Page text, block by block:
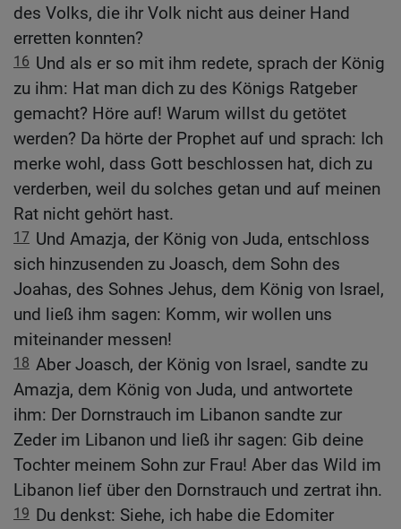
des Volks, die ihr Volk nicht aus deiner Hand
erretten konnten?
16 Und als er so mit ihm redete, sprach der König
zu ihm: Hat man dich zu des Königs Ratgeber
gemacht? Höre auf! Warum willst du getötet
werden? Da hörte der Prophet auf und sprach: Ich
merke wohl, dass Gott beschlossen hat, dich zu
verderben, weil du solches getan und auf meinen
Rat nicht gehört hast.
17 Und Amazja, der König von Juda, entschloss
sich hinzusenden zu Joasch, dem Sohn des
Joahas, des Sohnes Jehus, dem König von Israel,
und ließ ihm sagen: Komm, wir wollen uns
miteinander messen!
18 Aber Joasch, der König von Israel, sandte zu
Amazja, dem König von Juda, und antwortete
ihm: Der Dornstrauch im Libanon sandte zur
Zeder im Libanon und ließ ihr sagen: Gib deine
Tochter meinem Sohn zur Frau! Aber das Wild im
Libanon lief über den Dornstrauch und zertrat ihn.
19 Du denkst: Siehe, ich habe die Edomiter